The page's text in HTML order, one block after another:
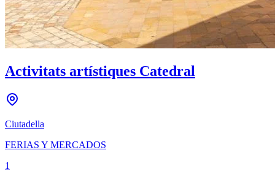
Activitats artístiques Catedral
Ciutadella
FERIAS Y MERCADOS
1